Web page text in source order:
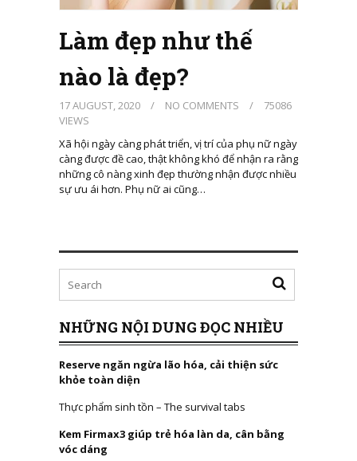
Làm đẹp như thế
nào là đẹp?
17 AUGUST, 2020 / NO COMMENTS /
75086
VIEWS
Xã hội ngày càng phát triển, vị trí của phụ nữ ngày
càng được đề cao, thật không khó để nhận ra rằng
những cô nàng xinh đẹp thường nhận được nhiều
sự ưu ái hơn. Phụ nữ ai cũng…
NHỮNG NỘI DUNG ĐỌC NHIỀU
Reserve ngăn ngừa lão hóa, cải thiện sức
khỏe toàn diện
Thực phẩm sinh tồn – The survival tabs
Kem Firmax3 giúp trẻ hóa làn da, cân bằng
vóc dáng